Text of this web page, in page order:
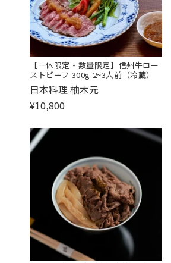
【一休限定・数量限定】信州牛ロー
ストビーフ 300g 2~3人前（冷蔵）
販
売
日本料理 柚木元
¥10,800